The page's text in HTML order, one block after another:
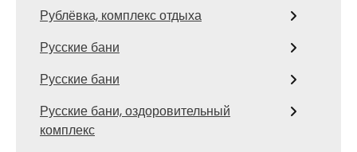
Рублёвка, комплекс отдыха
Русские бани
Русские бани
Русские бани, оздоровительный
комплекс